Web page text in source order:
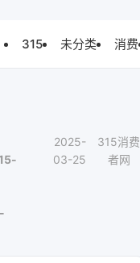
315 未分类 消费
2025-
03-25
315消费
者网